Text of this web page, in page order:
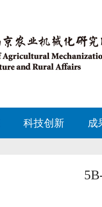
科技创新 成